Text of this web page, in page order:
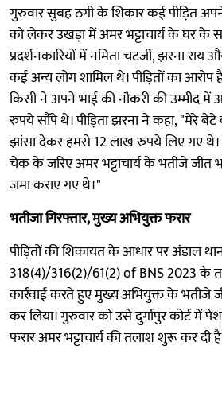
गुरुवार सुबह ठगी के शिकार कई पीड़ित
को लेकर उखड़ा में अमर भट्टाचार्य के घर के
प्रदर्शनकारियों में नमिता चटर्जी, झरना
कई अन्य लोग शामिल थे। पीड़ितों का
किसी ने अपने भाई की नौकरी की उम्मीद में
रुपये सौंपे थे। पीड़िता झरना ने कहा, "मेरे बेटे
झांसा देकर हमसे 12 लाख रुपये लिए गए
चेक के जरिए अमर भट्टाचार्य के भतीजे जीत
जमा कराए गए थे।"
भतीजा गिरफ्तार, मुख्य अभियुक्त फरार
पीड़ितों की शिकायत के आधार पर अंडाल
318(4)/316(2)/61(2) of BNS 2023 के
कार्रवाई करते हुए मुख्य अभियुक्त के भतीजे
कर लिया। गुरुवार को उसे दुर्गापुर कोर्ट में
फरार अमर भट्टाचार्य की तलाश शुरू कर दी